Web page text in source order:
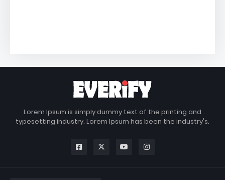
Lorem Ipsum is simply dummy text of the printing and
typesetting industry. Lorem Ipsum has been the industry's.